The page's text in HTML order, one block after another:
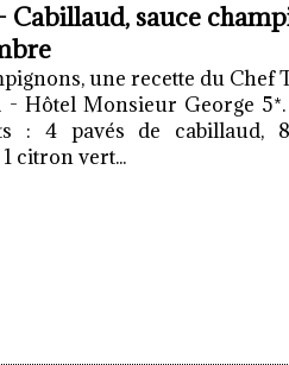
Cabillaud, sauce
une recette du Chef
- Hôtel Monsieur George
: 4 pavés de cabillaud,
citron vert...